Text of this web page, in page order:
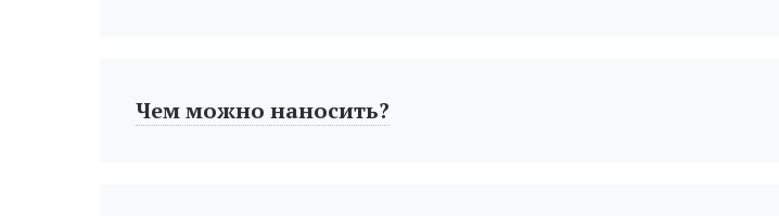
Чем можно наносить?